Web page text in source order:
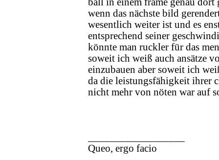
wenn das nächste bild
wesentlich weiter ist und es
entsprechend seiner
könnte man ruckler für das
soweit ich weiß auch ansätze
einzubauen aber soweit ich
da die leistungsfähigkeit ihrer
nicht mehr von nöten war auf
Queo, ergo facio